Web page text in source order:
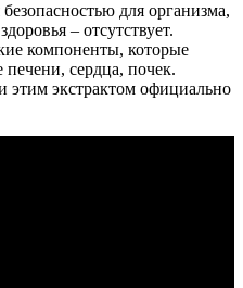
для организма,
– отсутствует.
компоненты, которые
сердца, почек.
этим экстрактом официально